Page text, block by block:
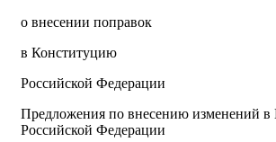
о внесении поправок
в Конституцию
Российской Федерации
Предложения по внесению изменений
Российской Федерации